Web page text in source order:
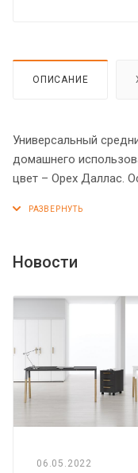
ОПИСАНИЕ
Универсальный
домашнего
цвет – Орех Даллас.
открытая. На
длины. Конструкция
Новости
06.05.2022